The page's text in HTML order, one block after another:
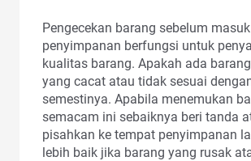
Pengecekan barang sebelum
penyimpanan berfungsi untuk
kualitas barang. Apakah ada
yang cacat atau tidak sesuai
semestinya. Apabila menemukan
semacam ini sebaiknya beri tanda
pisahkan ke tempat penyimpanan
lebih baik jika barang yang rusak